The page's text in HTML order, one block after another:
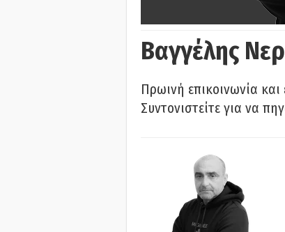
Βαγγέλης
Πρωινή επικοινωνία
Συντονιστείτε για να